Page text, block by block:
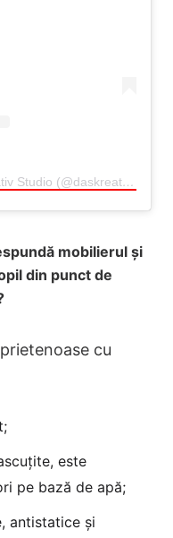
O postare distribuită de DAS Kreativ Studio (@daskreativstudio.ro)
mobilierul și
din punct de
cu
este
pe bază de apă;
antistatice și